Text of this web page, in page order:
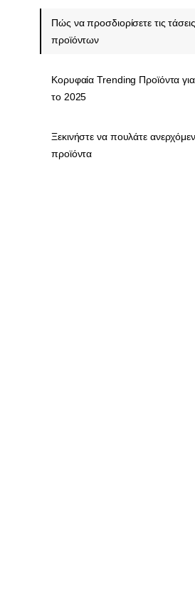
Πώς να προσδιορίσετε τις τάσεις
προϊόντων
Κορυφαία Trending Προϊόντα για
το 2025
Ξεκινήστε να πουλάτε
προϊόντα